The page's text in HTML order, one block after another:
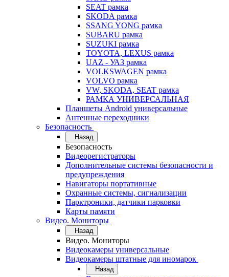
SEAT рамка
SKODA рамка
SSANG YONG рамка
SUBARU рамка
SUZUKI рамка
TOYOTA, LEXUS рамка
UAZ - УАЗ рамка
VOLKSWAGEN рамка
VOLVO рамка
VW, SKODA, SEAT рамка
РАМКА УНИВЕРСАЛЬНАЯ
Планшеты Android универсальные
Антенные переходники
Безопасность
Назад
Безопасность
Видеорегистраторы
Дополнительные системы безопасности и
предупреждения
Навигаторы портативные
Охранные системы, сигнализации
Парктроники, датчики парковки
Карты памяти
Видео. Мониторы
Назад
Видео. Мониторы
Видеокамеры универсальные
Видеокамеры штатные для иномарок
Назад